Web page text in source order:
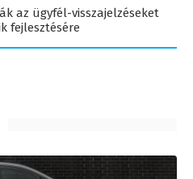
az ügyfél-visszajelzéseket
fejlesztésére